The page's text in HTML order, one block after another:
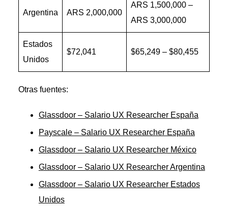
Argentina ARS 2,000,000
ARS 1,500,000 –
ARS 3,000,000
Estados
Unidos
$72,041 $65,249 – $80,455
Otras fuentes:
Glassdoor – Salario UX Researcher España
Payscale – Salario UX Researcher España
Glassdoor – Salario UX Researcher México
Glassdoor – Salario UX Researcher Argentina
Glassdoor – Salario UX Researcher Estados
Unidos